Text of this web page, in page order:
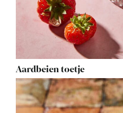
Aardbeien toetje